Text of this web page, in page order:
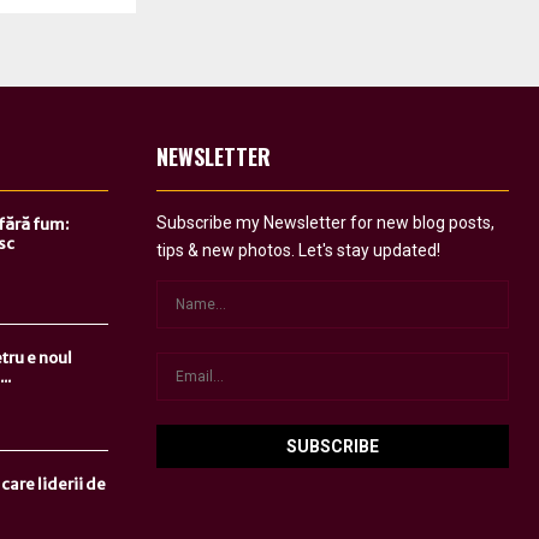
fum:
e noul
liderii de
NEWSLETTER
Subscribe my Newsletter for new blog posts,
tips & new photos. Let's stay updated!